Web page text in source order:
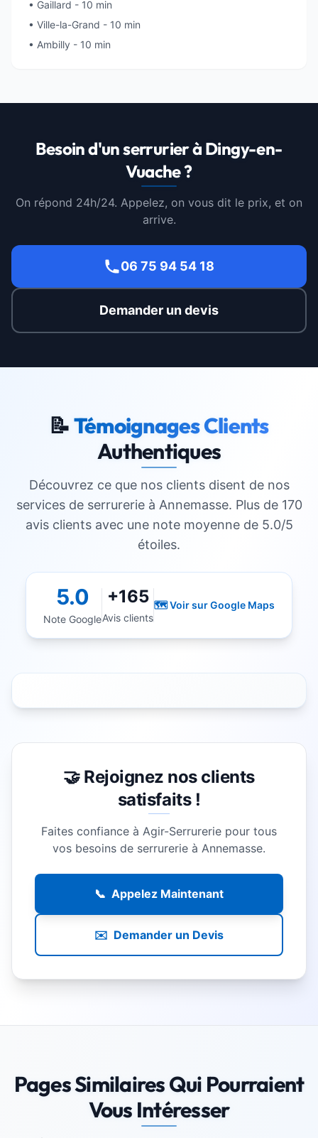
• Gaillard - 10 min
• Ville-la-Grand - 10 min
• Ambilly - 10 min
Besoin d'un serrurier à Dingy-en-
Vuache ?
On répond 24h/24. Appelez, on vous dit le prix, et on
arrive.
06 75 94 54 18
Demander un devis
📝Témoignages Clients
Authentiques
Découvrez ce que nos clients disent de nos
services de serrurerie à Annemasse. Plus de 170
avis clients avec une note moyenne de 5.0/5
étoiles.
5.0
Note Google
+165
Avis clients
🗺️ Voir sur Google Maps
🤝 Rejoignez nos clients
satisfaits !
Faites confiance à Agir-Serrurerie pour tous
vos besoins de serrurerie à Annemasse.
📞 Appelez Maintenant
✉️ Demander un Devis
Pages Similaires Qui Pourraient
Vous Intéresser